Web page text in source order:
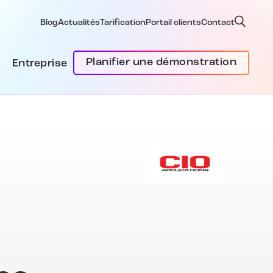
BlogActualitésTarification Portail clientsContact
Entreprise Planifier une démonstration